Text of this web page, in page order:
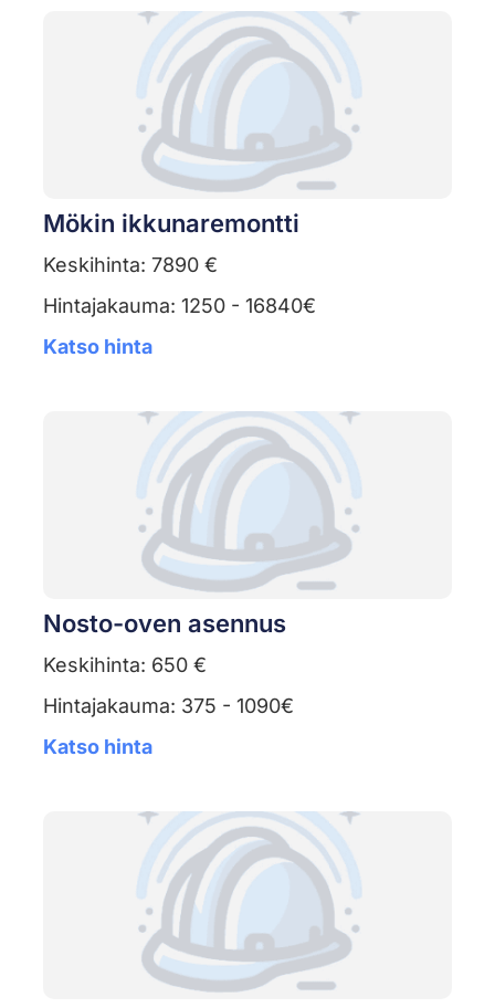
Mökin ikkunaremontti
Keskihinta: 7890 €
Hintajakauma: 1250 - 16840€
Katso hinta
Nosto-oven asennus
Keskihinta: 650 €
Hintajakauma: 375 - 1090€
Katso hinta